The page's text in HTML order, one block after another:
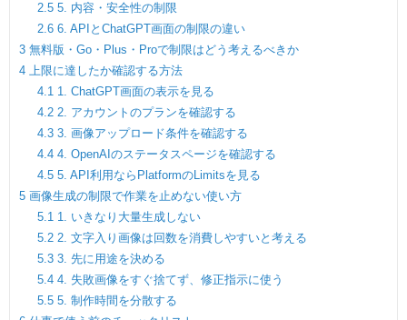
2.55. 内容・安全性の制限
2.66. APIとChatGPT画面の制限の違い
3 無料版・Go・Plus・Proで制限はどう考えるべきか
4 上限に達したか確認する方法
4.11. ChatGPT画面の表示を見る
4.22. アカウントのプランを確認する
4.33. 画像アップロード条件を確認する
4.44. OpenAIのステータスページを確認する
4.55. API利用ならPlatformのLimitsを見る
5 画像生成の制限で作業を止めない使い方
5.11. いきなり大量生成しない
5.22. 文字入り画像は回数を消費しやすいと考える
5.33. 先に用途を決める
5.44. 失敗画像をすぐ捨てず、修正指示に使う
5.55. 制作時間を分散する